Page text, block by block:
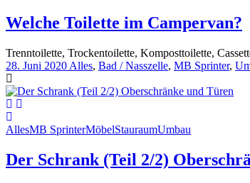
Welche Toilette im Campervan?
Trenntoilette, Trockentoilette, Komposttoilette,
28. Juni 2020 Alles, Bad / Nasszelle, MB Sprinter,
AllesMB SprinterMöbelStauraumUmbau
Der Schrank (Teil 2/2)